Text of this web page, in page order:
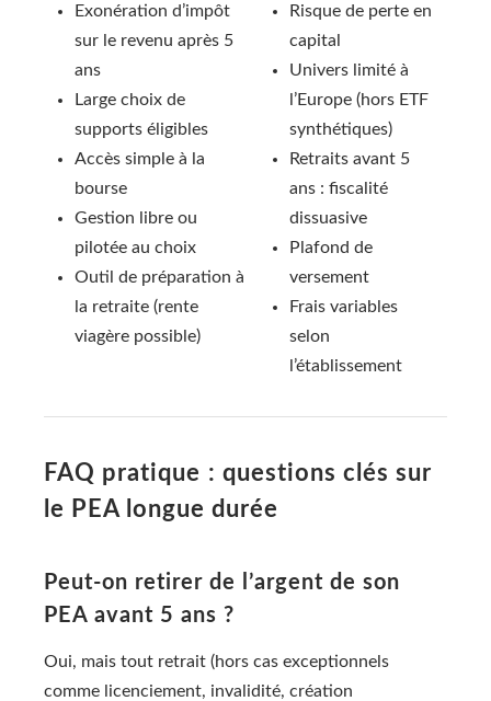
Exonération d’impôt
sur le revenu après 5
ans
Large choix de
supports éligibles
Accès simple à la
bourse
Gestion libre ou
pilotée au choix
Outil de préparation à
la retraite (rente
viagère possible)
Risque de perte en
capital
Univers limité à
l’Europe (hors ETF
synthétiques)
Retraits avant 5
ans : fiscalité
dissuasive
Plafond de
versement
Frais variables
selon
l’établissement
FAQ pratique : questions clés sur
le PEA longue durée
Peut-on retirer de l’argent de son
PEA avant 5 ans ?
Oui, mais tout retrait (hors cas exceptionnels
comme licenciement, invalidité, création